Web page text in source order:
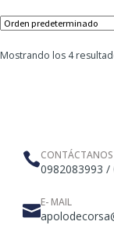
Mostrando los 4
CONTÁCTANOS
0982083993 /
E- MAIL